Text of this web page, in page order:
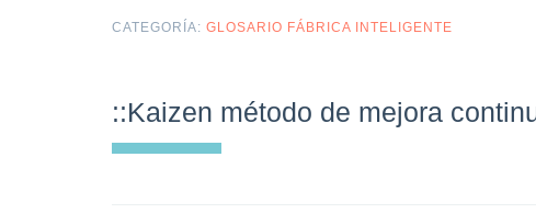
CATEGORÍA: GLOSARIO FÁBRICA INTELIGENTE
::Kaizen método de mejora